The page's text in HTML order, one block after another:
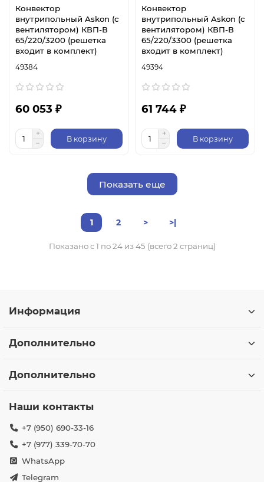
Конвектор
внутрипольный Askon (с
вентилятором) КВП-В
65/220/3200 (решетка
входит в комплект)
49384
60 053 ₽
В корзину
Конвектор
внутрипольный Askon (с
вентилятором) КВП-В
65/220/3300 (решетка
входит в комплект)
49394
61 744 ₽
В корзину
Показать еще
1 2 > >|
Показано с 1 по 24 из 45 (всего 2 страниц)
Информация
Дополнительно
Дополнительно
Наши контакты
+7 (950) 690-33-16
+7 (977) 339-70-70
WhatsApp
Telegram